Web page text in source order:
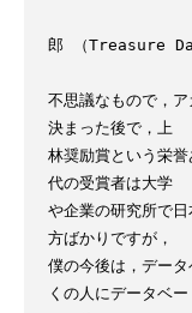
郎 （Treasure
不思議なもので，
決まった後で，上
林奨励賞という栄
代の受賞者は大学
や企業の研究所で
方ばかりですが，
僕の今後は，デー
くの人にデータベー